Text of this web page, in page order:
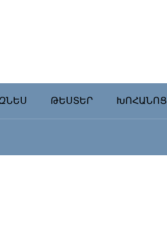
ԹԵՍՏԵՐ ԽՈՀԱՆՈՑ